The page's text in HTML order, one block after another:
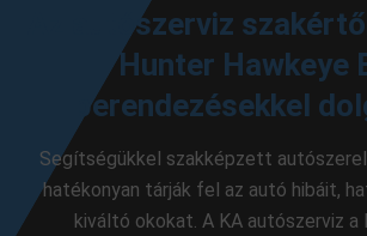
Az autószerviz
Hunter Hawkeye
berendezésekkel
Segítségükkel szakképzett
hatékonyan tárják fel az autó hibáit,
kiváltó okokat. A KA autószerviz a